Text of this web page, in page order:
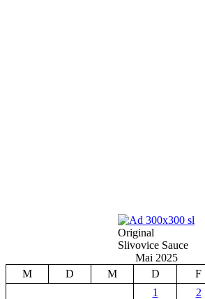
Original
Slivovice Sauce
Mai 2025
M
D M D F
1
2